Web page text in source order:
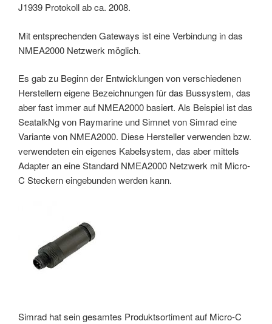
J1939 Protokoll ab ca. 2008.
Mit entsprechenden Gateways ist eine Verbindung in das
NMEA2000 Netzwerk möglich.
Es gab zu Beginn der Entwicklungen von verschiedenen
Herstellern eigene Bezeichnungen für das Bussystem, das
aber fast immer auf NMEA2000 basiert. Als Beispiel ist das
SeatalkNg von Raymarine und Simnet von Simrad eine
Variante von NMEA2000. Diese Hersteller verwenden bzw.
verwendeten ein eigenes Kabelsystem, das aber mittels
Adapter an eine Standard NMEA2000 Netzwerk mit Micro-
C Steckern eingebunden werden kann.
Simrad hat sein gesamtes Produktsortiment auf Micro-C